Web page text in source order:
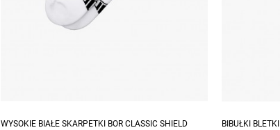
WYSOKIE BIAŁE SKARPETKI BOR CLASSIC SHIELD BIBUŁKI